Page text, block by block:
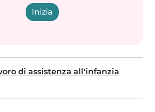
Inizia
di assistenza all'infanzia